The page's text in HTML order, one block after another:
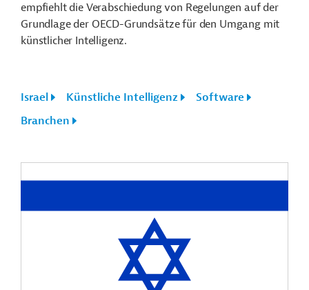
empfiehlt die Verabschiedung von Regelungen auf der
Grundlage der OECD-Grundsätze für den Umgang mit
künstlicher Intelligenz.
Israel Künstliche Intelligenz
Software
Branchen